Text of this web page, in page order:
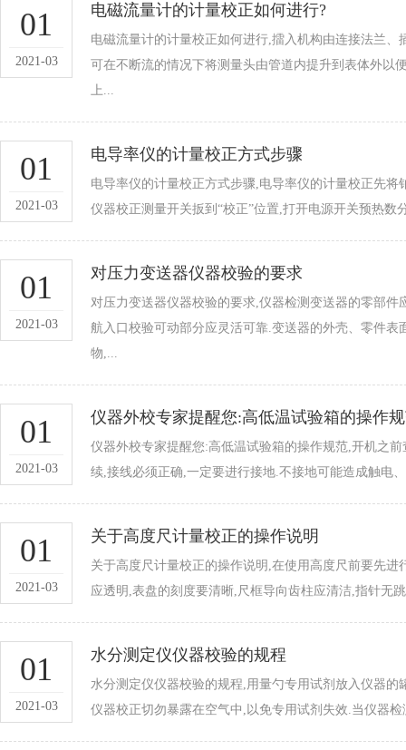
01
2021-03
电磁流量计的计量校正如何进行?
电磁流量计的计量校正如何进行,擂入机构由连接法兰
可在不断流的情况下将测量头由管道内提升到表体外以
上...
01
2021-03
电导率仪的计量校正方式步骤
电导率仪的计量校正方式步骤,电导率仪的计量校正先
仪器校正测量开关扳到“校正”位置,打开电源开关预热
01
2021-03
对压力变送器仪器校验的要求
对压力变送器仪器校验的要求,仪器检测变送器的零部
航入口校验可动部分应灵活可靠.变送器的外壳、零件表面
物,...
01
2021-03
仪器外校专家提醒您:高低温试验箱的操作
仪器外校专家提醒您:高低温试验箱的操作规范,开机之
续,接线必须正确,一定要进行接地.不接地可能造成触电
01
2021-03
关于高度尺计量校正的操作说明
关于高度尺计量校正的操作说明,在使用高度尺前要先
应透明,表盘的刻度要清晰,尺框导向齿柱应清洁,指针无
01
2021-03
水分测定仪仪器校验的规程
水分测定仪仪器校验的规程,用量勺专用试剂放入仪器
仪器校正切勿暴露在空气中,以免专用试剂失效.当仪器